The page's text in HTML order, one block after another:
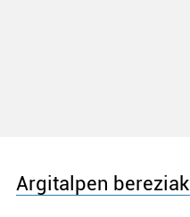
Argitalpen bereziak